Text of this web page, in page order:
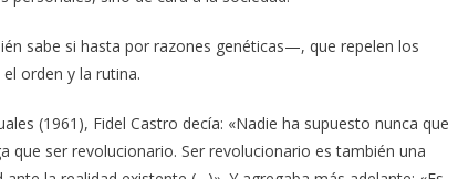
sabe si hasta por razones genéticas—, que repelen los
orden y la rutina.
(1961), Fidel Castro de­cía: «Nadie ha supuesto nunca que
ser revolucionario. Ser revolucionario es también una